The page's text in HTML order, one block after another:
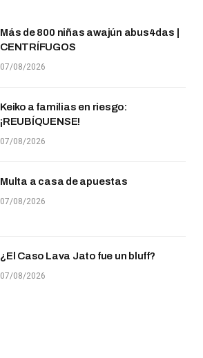
Más de 800 niñas awajún abus4das |
CENTRÍFUGOS
07/08/2026
Keiko a familias en riesgo:
¡REUBÍQUENSE!
07/08/2026
Multa a casa de apuestas
07/08/2026
¿El Caso Lava Jato fue un bluff?
07/08/2026